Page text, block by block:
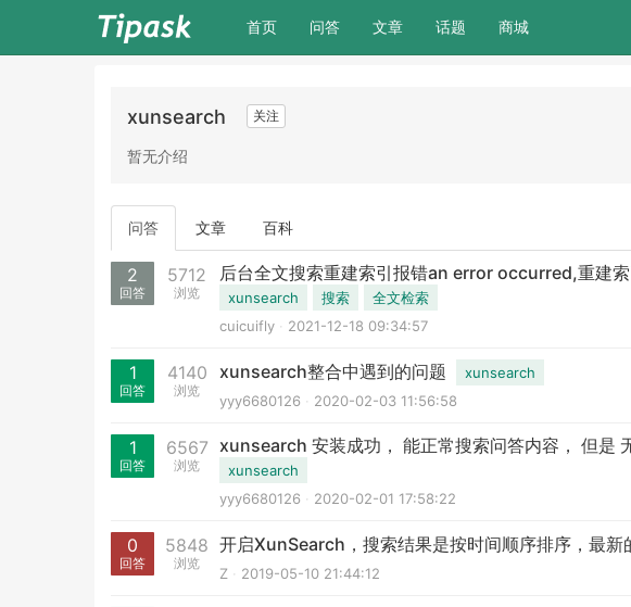
首页(current)
问答 文章 话题 商城
xunsearch 关注
暂无介绍
问答 文章 百科
2
回答
5712
浏览
后台全文搜索重建索引报错an error occurred,重建
xunsearch 搜索
全文检索
cuicuifly
2021-12-18 09:34:57
1
回答
4140
浏览
xunsearch整合中遇到的问题
xunsearch
yyy6680126
2020-02-03 11:56:58
1
回答
6567
浏览
xunsearch 安装成功， 能正常搜索问答内容， 但是
xunsearch
yyy6680126
2020-02-01 17:58:22
0
回答
5848
浏览
开启XunSearch，搜索结果是按时间顺序排序，最新
Z
2019-05-10 21:44:12